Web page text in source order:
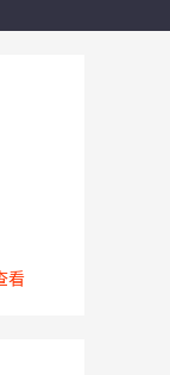
看